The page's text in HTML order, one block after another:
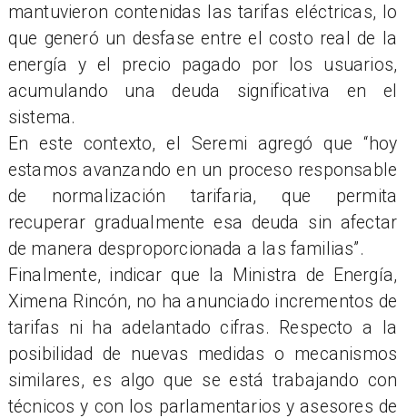
mantuvieron contenidas las tarifas eléctricas, lo
que generó un desfase entre el costo real de la
energía y el precio pagado por los usuarios,
acumulando una deuda significativa en el
sistema.
En este contexto, el Seremi agregó que “hoy
estamos avanzando en un proceso responsable
de normalización tarifaria, que permita
recuperar gradualmente esa deuda sin afectar
de manera desproporcionada a las familias”.
Finalmente, indicar que la Ministra de Energía,
Ximena Rincón, no ha anunciado incrementos de
tarifas ni ha adelantado cifras. Respecto a la
posibilidad de nuevas medidas o mecanismos
similares, es algo que se está trabajando con
técnicos y con los parlamentarios y asesores de